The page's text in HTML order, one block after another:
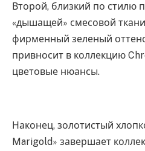
Второй, близкий по стилю
«дышащей» смесовой ткани
фирменный зеленый
привносит в коллекцию
цветовые нюансы.
Наконец, золотистый
Marigold» завершает